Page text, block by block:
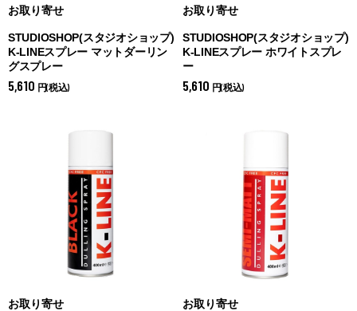
お取り寄せ
STUDIOSHOP(スタジオショップ)
K-LINEスプレー マットダーリン
グスプレー
5,610 円(税込)
お取り寄せ
STUDIOSHOP(スタジオショップ)
K-LINEスプレー ホワイトスプレ
ー
5,610 円(税込)
お取り寄せ お取り寄せ